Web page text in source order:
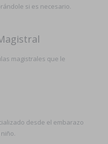
si es necesario.
magistrales que le
desde el embarazo